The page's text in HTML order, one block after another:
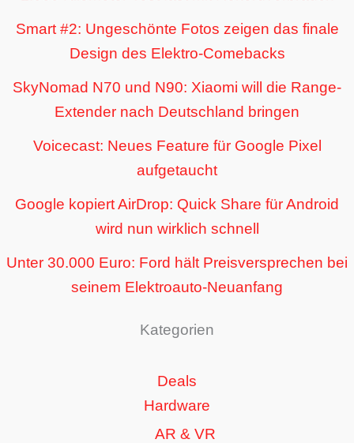
Smart #2: Ungeschönte Fotos zeigen das finale
Design des Elektro-Comebacks
SkyNomad N70 und N90: Xiaomi will die Range-
Extender nach Deutschland bringen
Voicecast: Neues Feature für Google Pixel
aufgetaucht
Google kopiert AirDrop: Quick Share für Android
wird nun wirklich schnell
Unter 30.000 Euro: Ford hält Preisversprechen bei
seinem Elektroauto-Neuanfang
Kategorien
Deals
Hardware
AR & VR